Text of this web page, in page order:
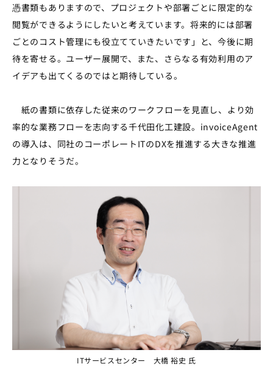
憑書類もありますので、プロジェクトや部署ごとに限定的な
閲覧ができるようにしたいと考えています。将来的には部署
ごとのコスト管理にも役立てていきたいです」と、今後に期
待を寄せる。ユーザー展開で、また、さらなる有効利用のア
イデアも出てくるのではと期待している。
紙の書類に依存した従来のワークフローを見直し、より効
率的な業務フローを志向する千代田化工建設。invoiceAgent
の導入は、同社のコーポレートITのDXを推進する大きな推進
力となりそうだ。
ITサービスセンター 大橋 裕史 氏